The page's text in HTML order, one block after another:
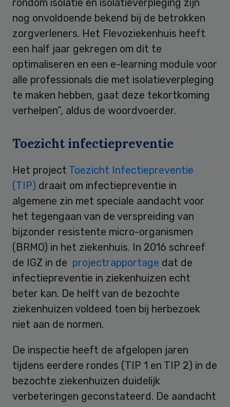
nog onvoldoende bekend bij de betrokken
zorgverleners. Het Flevoziekenhuis heeft
een half jaar gekregen om dit te
optimaliseren en een e-learning module voor
alle professionals die met isolatieverpleging
te maken hebben, gaat deze tekortkoming
verhelpen”, aldus de woordvoerder.
Toezicht infectiepreventie
Het project Toezicht Infectiepreventie
(TIP) draait om infectiepreventie in
algemene zin met speciale aandacht voor
het tegengaan van de verspreiding van
bijzonder resistente micro-organismen
(BRMO) in het ziekenhuis. In 2016 schreef
de IGZ in de projectrapportage dat de
infectiepreventie in ziekenhuizen echt
beter kan. De helft van de bezochte
ziekenhuizen voldeed toen bij herbezoek
niet aan de normen.
De inspectie heeft de afgelopen jaren
tijdens eerdere rondes (TIP 1 en TIP 2) in de
bezochte ziekenhuizen duidelijk
verbeteringen geconstateerd. De aandacht